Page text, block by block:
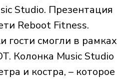
Studio. Презентация
Reboot Fitness.
гости смогли в рамках
Колонка Music Studio
и костра, – которое